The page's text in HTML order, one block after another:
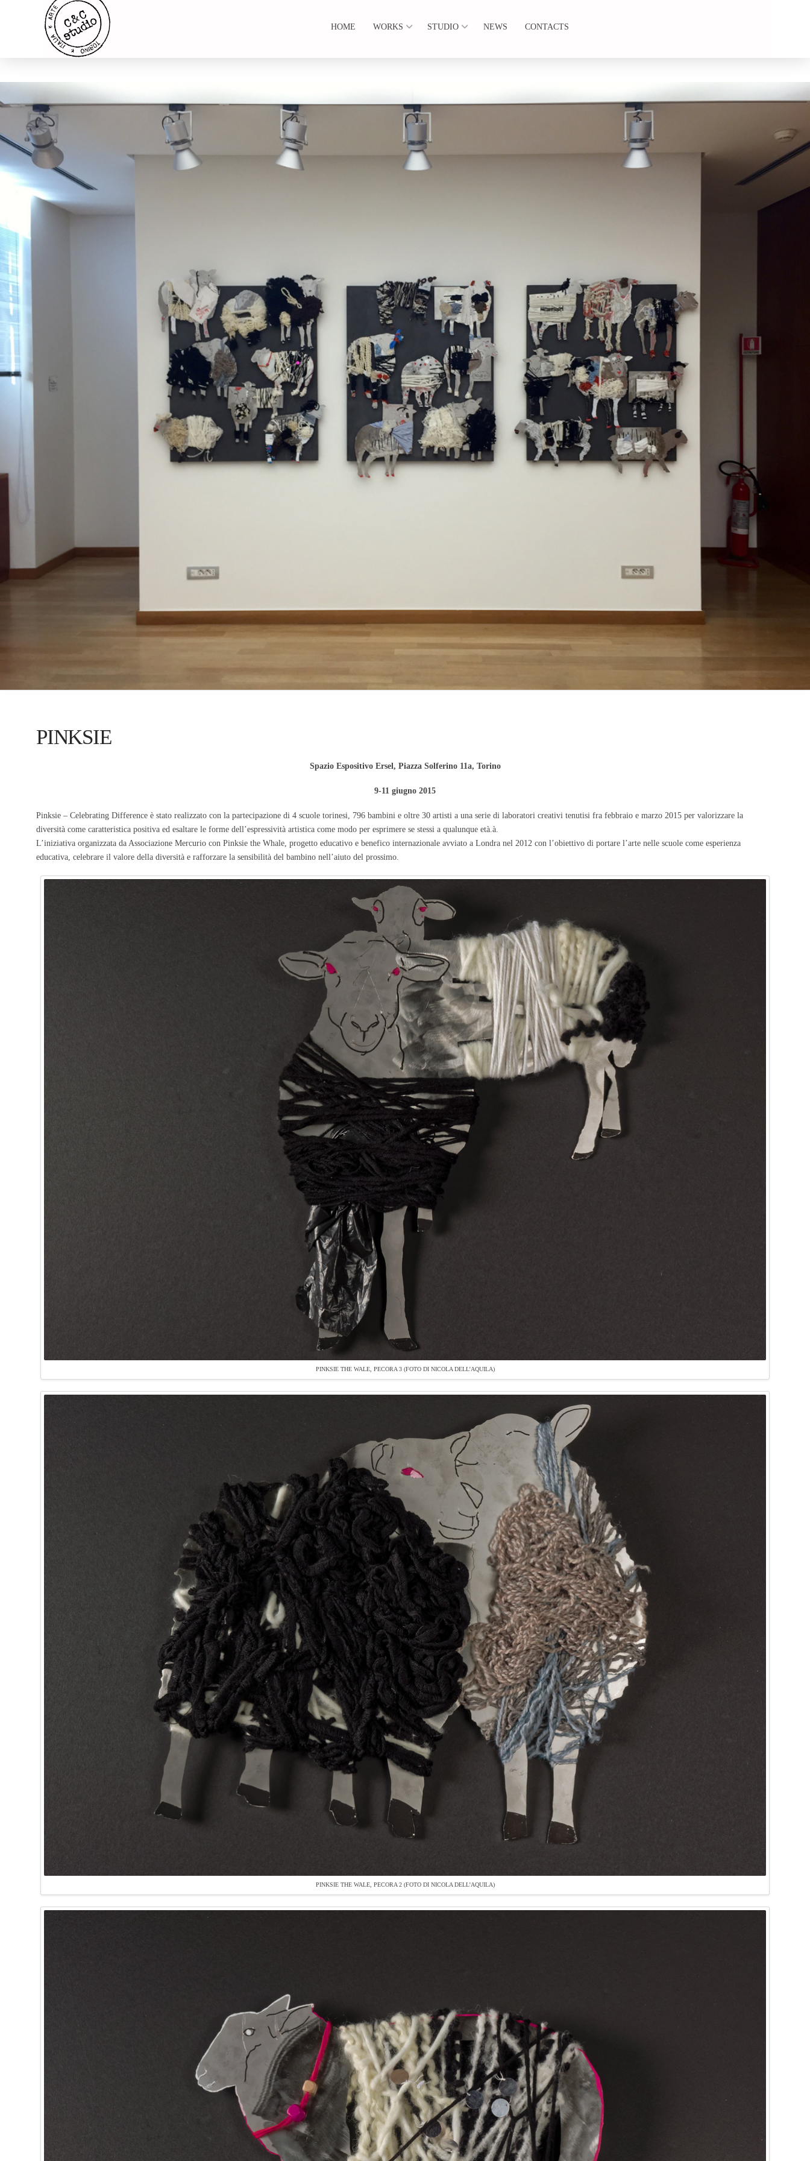
HOME WORKS STUDIO NEWS CONTACTS
PINKSIE
Spazio Espositivo Ersel, Piazza Solferino 11a, Torino
9-11 giugno 2015
Pinksie – Celebrating Difference è stato realizzato con la partecipazione di 4 scuole torinesi, 796 bambini e oltre 30 artisti a una serie di laboratori creativi tenutisi fra febbraio e marzo 2015 per valorizzare la
diversità come caratteristica positiva ed esaltare le forme dell’espressività artistica come modo per esprimere se stessi a qualunque età.à.
L’iniziativa organizzata da Associazione Mercurio con Pinksie the Whale, progetto educativo e benefico internazionale avviato a Londra nel 2012 con l’obiettivo di portare l’arte nelle scuole come esperienza
educativa, celebrare il valore della diversità e rafforzare la sensibilità del bambino nell’aiuto del prossimo.
PINKSIE THE WALE, PECORA 3 (FOTO DI NICOLA DELL’AQUILA)
PINKSIE THE WALE, PECORA 2 (FOTO DI NICOLA DELL’AQUILA)